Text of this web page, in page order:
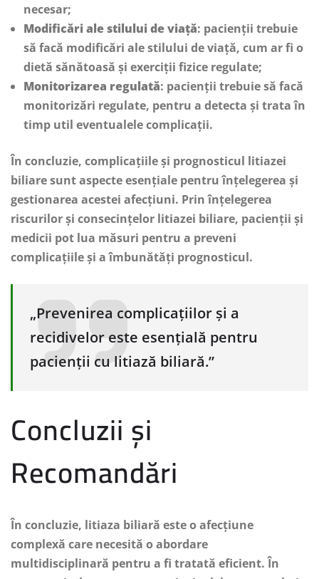
necesar;
Modificări ale stilului de viață: pacienții trebuie
să facă modificări ale stilului de viață, cum ar fi o
dietă sănătoasă și exerciții fizice regulate;
Monitorizarea regulată: pacienții trebuie să facă
monitorizări regulate, pentru a detecta și trata în
timp util eventualele complicații.
În concluzie, complicațiile și prognosticul litiazei
biliare sunt aspecte esențiale pentru înțelegerea și
gestionarea acestei afecțiuni. Prin înțelegerea
riscurilor și consecințelor litiazei biliare, pacienții și
medicii pot lua măsuri pentru a preveni
complicațiile și a îmbunătăți prognosticul.
„Prevenirea complicațiilor și a
recidivelor este esențială pentru
pacienții cu litiază biliară.”
Concluzii și
Recomandări
În concluzie, litiaza biliară este o afecțiune
complexă care necesită o abordare
multidisciplinară pentru a fi tratată eficient. În